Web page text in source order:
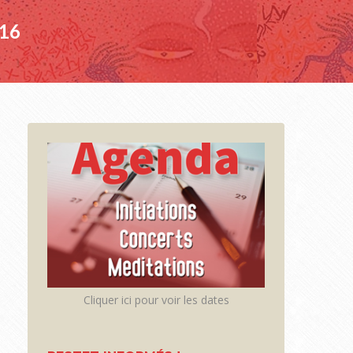
Cliquer ici pour voir les dates